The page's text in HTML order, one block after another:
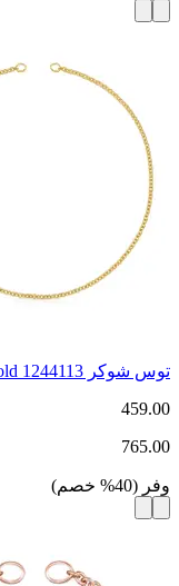
توس شوكر Hold 1244113
459.00
765.00
وفر (
40
% خصم)